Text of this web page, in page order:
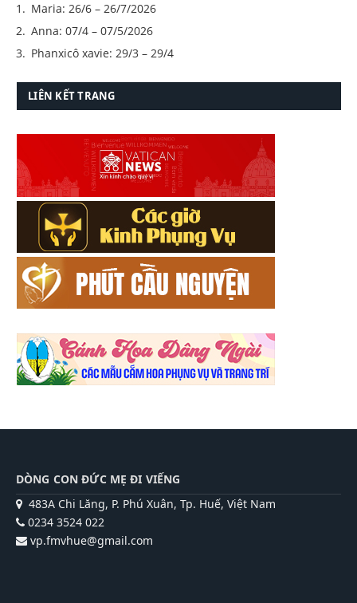
Maria: 26/6 – 26/7/2026
Anna: 07/4 – 07/5/2026
Phanxicô xavie: 29/3 – 29/4
LIÊN KẾT TRANG
DÒNG CON ĐỨC MẸ ĐI VIẾNG
483A Chi Lăng, P. Phú Xuân, Tp. Huế, Việt Nam
0234 3524 022
vp.fmvhue@gmail.com